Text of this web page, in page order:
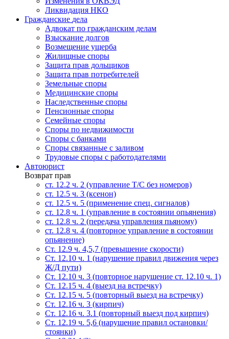
Ликвидация НКО
Гражданские дела
Адвокат по гражданским делам
Взыскание долгов
Возмещение ущерба
Жилищные споры
Защита прав дольщиков
Защита прав потребителей
Земельные споры
Медицинские споры
Наследственные споры
Пенсионные споры
Семейные споры
Cпоры по недвижимости
Споры с банками
Споры связанные с заливом
Трудовые споры с работодателями
Автоюрист
Возврат прав
ст. 12.2 ч. 2 (управление Т/С без номеров)
ст. 12.5 ч. 3 (ксенон)
ст. 12.5 ч. 5 (применение спец. сигналов)
cт. 12.8 ч. 1 (управление в состоянии опьянения)
ст. 12.8 ч. 2 (передача управления пьяному)
ст. 12.8 ч. 4 (повторное управление в состоянии
опьянение)
Ст. 12.9 ч. 4,5,7 (превышение скорости)
Ст. 12.10 ч. 1 (нарушение правил движения через
Ж/Д пути)
Ст. 12.10 ч. 3 (повторное нарушение ст. 12.10 ч. 1)
Ст. 12.15 ч. 4 (выезд на встречку)
Ст. 12.15 ч. 5 (повторный выезд на встречку)
Ст. 12.16 ч. 3 (кирпич)
Ст. 12.16 ч. 3.1 (повторный выезд под кирпич)
Ст. 12.19 ч. 5,6 (нарушение правил остановки/
стоянки)